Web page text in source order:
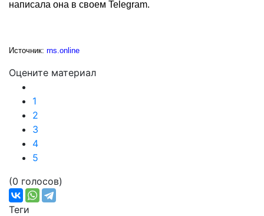
написала она в своем Telegram.
Источник: rns.online
Оцените материал
1
2
3
4
5
(0 голосов)
Теги